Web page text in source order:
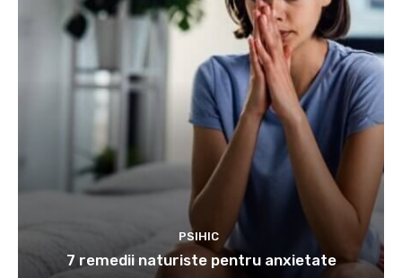
PSIHIC
7 remedii naturiste pentru anxietate